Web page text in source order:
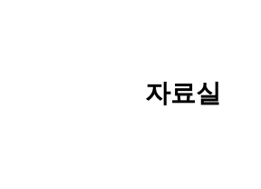
자료실